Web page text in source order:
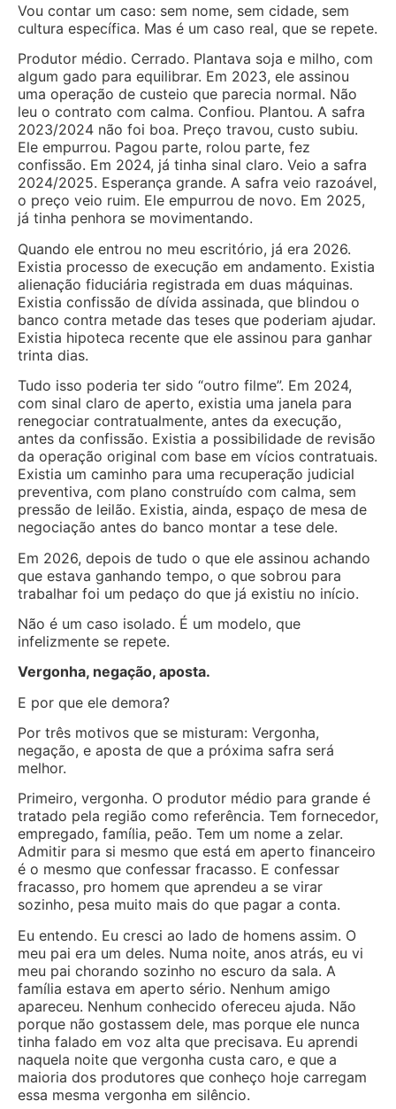
Vou contar um caso: sem nome, sem cidade, sem
cultura específica. Mas é um caso real, que se repete.
Produtor médio. Cerrado. Plantava soja e milho, com
algum gado para equilibrar. Em 2023, ele assinou
uma operação de custeio que parecia normal. Não
leu o contrato com calma. Confiou. Plantou. A safra
2023/2024 não foi boa. Preço travou, custo subiu.
Ele empurrou. Pagou parte, rolou parte, fez
confissão. Em 2024, já tinha sinal claro. Veio a safra
2024/2025. Esperança grande. A safra veio razoável,
o preço veio ruim. Ele empurrou de novo. Em 2025,
já tinha penhora se movimentando.
Quando ele entrou no meu escritório, já era 2026.
Existia processo de execução em andamento. Existia
alienação fiduciária registrada em duas máquinas.
Existia confissão de dívida assinada, que blindou o
banco contra metade das teses que poderiam ajudar.
Existia hipoteca recente que ele assinou para ganhar
trinta dias.
Tudo isso poderia ter sido “outro filme”. Em 2024,
com sinal claro de aperto, existia uma janela para
renegociar contratualmente, antes da execução,
antes da confissão. Existia a possibilidade de revisão
da operação original com base em vícios contratuais.
Existia um caminho para uma recuperação judicial
preventiva, com plano construído com calma, sem
pressão de leilão. Existia, ainda, espaço de mesa de
negociação antes do banco montar a tese dele.
Em 2026, depois de tudo o que ele assinou achando
que estava ganhando tempo, o que sobrou para
trabalhar foi um pedaço do que já existiu no início.
Não é um caso isolado. É um modelo, que
infelizmente se repete.
Vergonha, negação, aposta.
E por que ele demora?
Por três motivos que se misturam: Vergonha,
negação, e aposta de que a próxima safra será
melhor.
Primeiro, vergonha. O produtor médio para grande é
tratado pela região como referência. Tem fornecedor,
empregado, família, peão. Tem um nome a zelar.
Admitir para si mesmo que está em aperto financeiro
é o mesmo que confessar fracasso. E confessar
fracasso, pro homem que aprendeu a se virar
sozinho, pesa muito mais do que pagar a conta.
Eu entendo. Eu cresci ao lado de homens assim. O
meu pai era um deles. Numa noite, anos atrás, eu vi
meu pai chorando sozinho no escuro da sala. A
família estava em aperto sério. Nenhum amigo
apareceu. Nenhum conhecido ofereceu ajuda. Não
porque não gostassem dele, mas porque ele nunca
tinha falado em voz alta que precisava. Eu aprendi
naquela noite que vergonha custa caro, e que a
maioria dos produtores que conheço hoje carregam
essa mesma vergonha em silêncio.